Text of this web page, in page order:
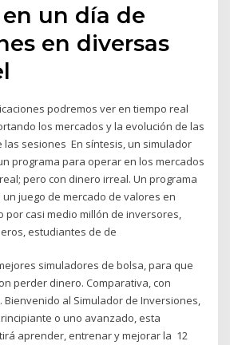
un día de
en diversas
podremos ver en tiempo real
los mercados y la evolución de las
las sesiones En síntesis, un simulador
programa para operar en los mercados
pero con dinero irreal. Un programa
juego de mercado de valores en
por casi medio millón de inversores,
estudiantes de de
simuladores de bolsa, para que
perder dinero. Comparativa, con
Bienvenido al Simulador de Inversiones,
o uno avanzado, esta
aprender, entrenar y mejorar la 12